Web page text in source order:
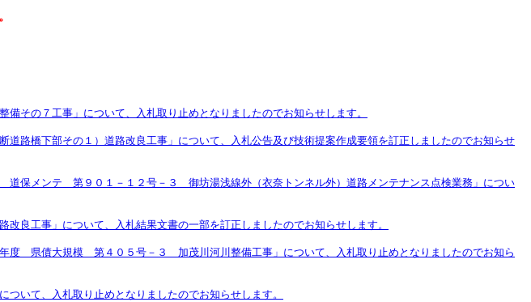
の７工事」について、入札取り止めとなりましたのでお知らせします。
橋下部その１）道路改良工事」について、入札公告及び技術提案作成要領を訂正しましたのでお知らせ
メンテ 第９０１－１２号－３ 御坊湯浅線外（衣奈トンネル外）道路メンテナンス点検業務」につい
工事」について、入札結果文書の一部を訂正しましたのでお知らせします。
県債大規模 第４０５号－３ 加茂川河川整備工事」について、入札取り止めとなりましたのでお知ら
て、入札取り止めとなりましたのでお知らせします。